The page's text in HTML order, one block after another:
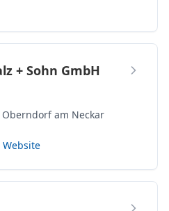
+ Sohn GmbH
am Neckar
Website